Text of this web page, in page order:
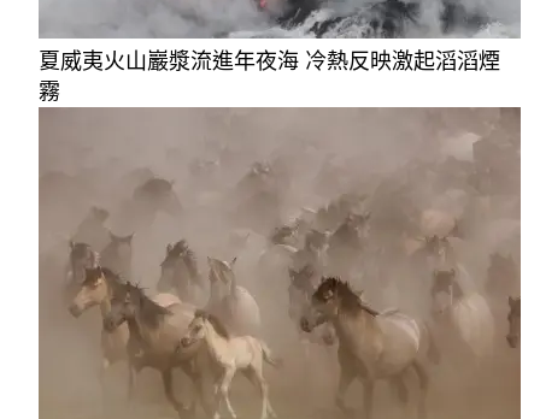
夏威夷火山巖漿流進年夜海 冷熱反映激起滔滔煙
霧